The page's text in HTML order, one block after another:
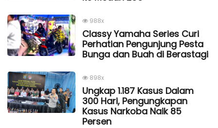
988x
Classy Yamaha Series Curi
Perhatian Pengunjung Pesta
Bunga dan Buah di Berastagi
898x
Ungkap 1.187 Kasus Dalam
300 Hari, Pengungkapan
Kasus Narkoba Naik 85
Persen